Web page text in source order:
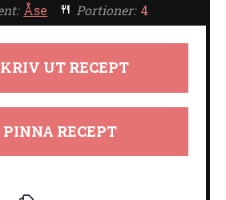
Åse Portioner: 4
UT RECEPT
PINNA RECEPT